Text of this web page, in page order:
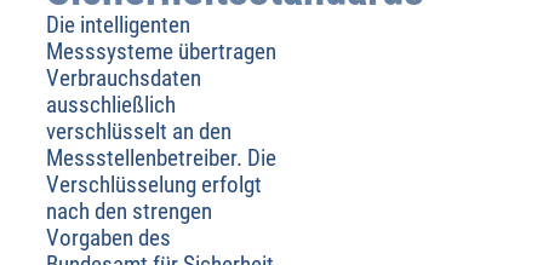
Die intelligenten
Messsysteme übertragen
Verbrauchsdaten
ausschließlich
verschlüsselt an den
Messstellenbetreiber. Die
Verschlüsselung erfolgt
nach den strengen
Vorgaben des